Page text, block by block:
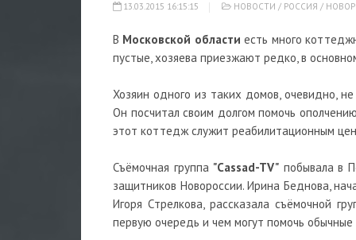
13.03.2015 16:15:15 НОВОСТИ / РОССИЯ /
В Московской области есть много
пустые, хозяева приезжают редко, в
Хозяин одного из таких домов, очевидно,
Он посчитал своим долгом помочь
этот коттедж служит реабилитационным
Съёмочная группа "Cassad-TV" побывала в
защитников Новороссии. Ирина Беднова,
Игоря Стрелкова, рассказала съёмочной
первую очередь и чем могут помочь